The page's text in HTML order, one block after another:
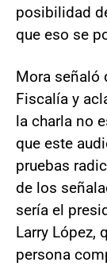
posibilidad
que eso se
Mora señaló
Fiscalía y
la charla no
que este
pruebas
de los
sería el
Larry López,
persona